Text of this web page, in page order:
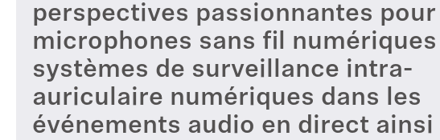
perspectives passionnantes pour
microphones sans fil
systèmes de surveillance intra-
auriculaire numériques dans les
événements audio en direct ainsi